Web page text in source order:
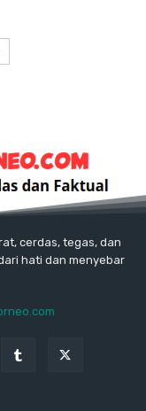
cerdas, tegas, dan
hati dan menyebar